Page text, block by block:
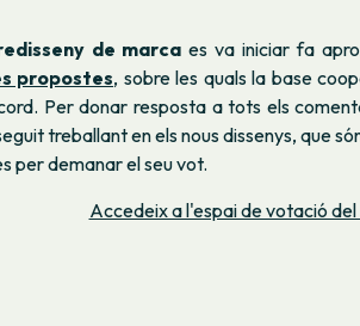
de marca es va iniciar fa
propostes, sobre les quals la base
Per donar resposta a tots els
treballant en els nous dissenys, que
per demanar el seu vot.
Accedeix a l'espai de votació